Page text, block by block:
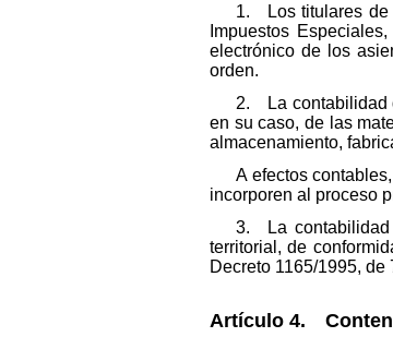
1. Los titulares de
Impuestos
electrónico de los
orden.
2. La contabilidad
en su caso, de las
almacenamiento,
A efectos
incorporen al proceso
3. La contabilidad
territorial, de
Decreto 1165/1995, de
Artículo 4.